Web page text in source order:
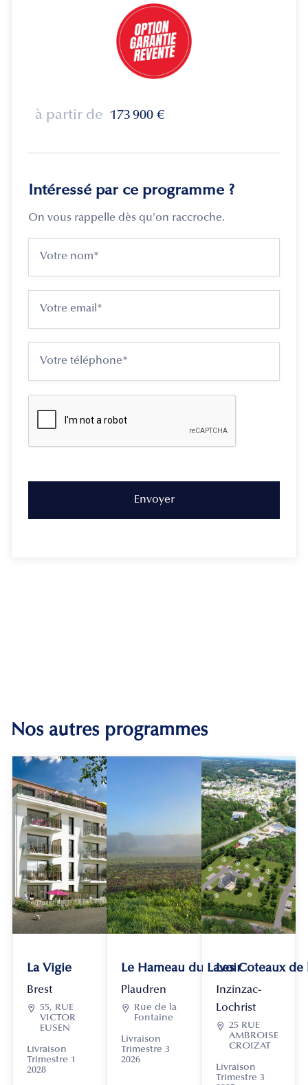
à partir de 173 900 €
Intéressé par ce programme ?
On vous rappelle dès qu'on raccroche.
Nos autres programmes
La Vigie
Brest
 55, RUE
VICTOR
EUSEN
Livraison
Trimestre 1
2028
Le Hameau du Lavoir
Plaudren

Rue de la
Fontaine
Livraison
Trimestre 3
2026
Les Coteaux
Inzinzac-
Lochrist
 25 RUE
AMBROISE
CROIZAT
Livraison
Trimestre 3